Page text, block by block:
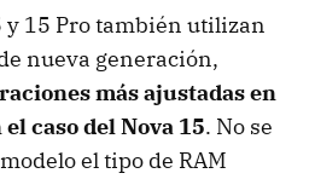
y 15 Pro también utilizan
nueva generación,
más ajustadas en
el caso del Nova 15. No se
el tipo de RAM